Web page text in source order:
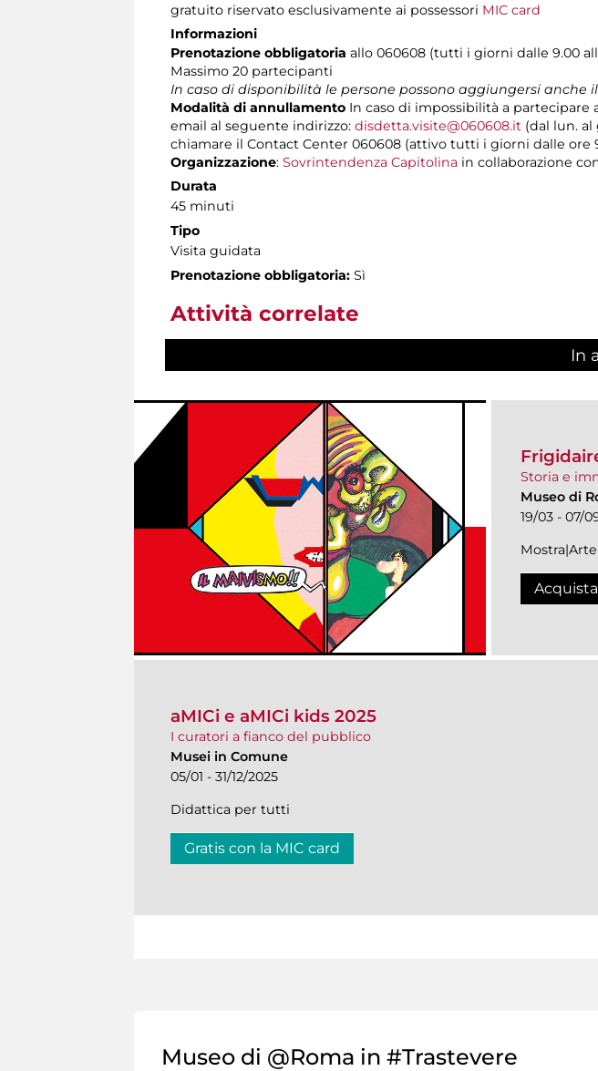
gratuito riservato esclusivamente ai possessori MIC card
Informazioni
Prenotazione obbligatoria allo 060608 (tutti i giorni dalle 9.00
Massimo 20 partecipanti
In caso di disponibilità le persone possono aggiungersi anche
Modalità di annullamento In caso di impossibilità a partecipare
email al seguente indirizzo: disdetta.visite@060608.it (dal lun. al
chiamare il Contact Center 060608 (attivo tutti i giorni dalle ore
Organizzazione: Sovrintendenza Capitolina in collaborazione
Durata
45 minuti
Tipo
Visita guidata
Prenotazione obbligatoria: Sì
Attività correlate
In
Storia e
Museo di
19/03 - 07/
aMICi e aMICi kids 2025
I curatori a fianco del pubblico
Musei in Comune
05/01 - 31/12/2025
Didattica per tutti
Gratis con la MIC card
Museo di @Roma in #Trastevere